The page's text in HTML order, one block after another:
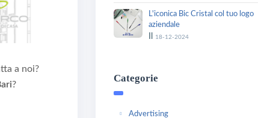
a noi?
?
L'iconica Bic Cristal col tuo logo
aziendale
18-12-2024
Categorie
Advertising